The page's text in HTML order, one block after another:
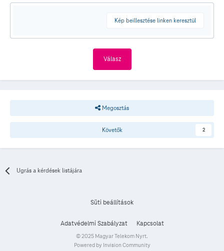
Kép beillesztése linken keresztül
Válasz
Megosztás
Követők 2
Ugrás a kérdések listájára
Süti beállítások
Adatvédelmi Szabályzat Kapcsolat
© 2025 Magyar Telekom Nyrt.
Powered by Invision Community